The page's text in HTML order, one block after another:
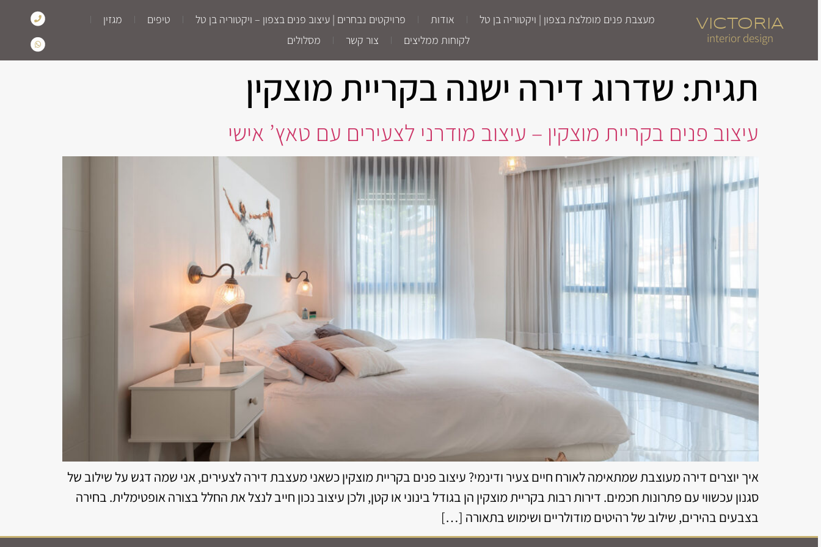
VICTORIA
interior design
מעצבת פנים מומלצת בצפון | ויקטוריה בן טל אודות פרויקטים נבחרים | עיצוב פנים בצפון – ויקטוריה בן טל טיפים
מגזין
לקוחות ממליצים
צור קשר מסלולים
תגית: שדרוג דירה ישנה בקריית מוצקין
עיצוב פנים בקריית מוצקין – עיצוב מודרני לצעירים עם טאץ’ אישי
איך יוצרים דירה מעוצבת שמתאימה לאורח חיים צעיר ודינמי? עיצוב פנים בקריית מוצקין כשאני מעצבת דירה לצעירים, אני שמה דגש על שילוב של
סגנון עכשווי עם פתרונות חכמים. דירות רבות בקריית מוצקין הן בגודל בינוני או קטן, ולכן עיצוב נכון חייב לנצל את החלל בצורה אופטימלית. בחירה
בצבעים בהירים, שילוב של רהיטים מודולריים ושימוש בתאורה […]